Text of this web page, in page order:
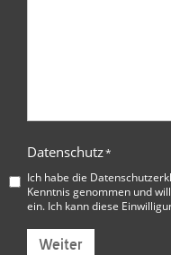
Datenschutz*
Ich habe die
Kenntnis genommen und
ein. Ich kann diese
Weiter